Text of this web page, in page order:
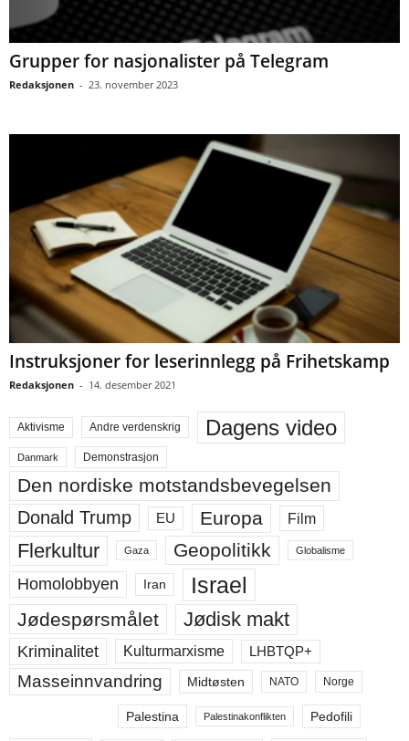
Grupper for nasjonalister på Telegram
Redaksjonen - 23. november 2023
Instruksjoner for leserinnlegg på Frihetskamp
Redaksjonen - 14. desember 2021
Aktivisme Andre verdenskrig Dagens video
Danmark Demonstrasjon
Den nordiske motstandsbevegelsen
Donald Trump EU Europa Film
Flerkultur Gaza Geopolitikk Globalisme
Homolobbyen Iran Israel
Jødespørsmålet Jødisk makt
Kriminalitet Kulturmarxisme LHBTQP+
Masseinnvandring Midtøsten NATO Norge
Palestina Palestinakonflikten Pedofili